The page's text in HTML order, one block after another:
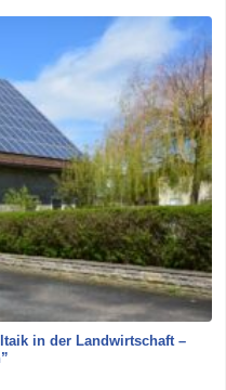
in der Landwirtschaft –